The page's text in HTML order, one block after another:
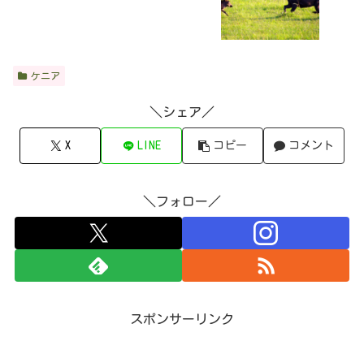
ケニア
＼シェア／
X LINE コピー コメント
＼フォロー／
スポンサーリンク